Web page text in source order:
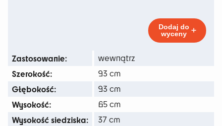
Green
Dodaj do
wyceny
Zastosowanie: wewnątrz
Szerokość: 93 cm
Głębokość: 93 cm
Wysokość: 65 cm
Wysokość siedziska: 37 cm